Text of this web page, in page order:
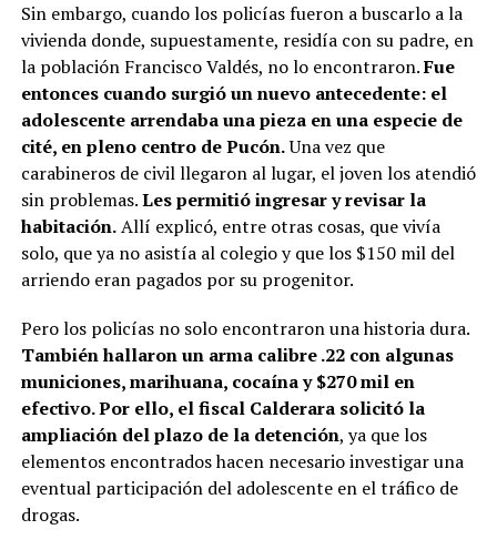
Sin embargo, cuando los policías fueron a buscarlo a la
vivienda donde, supuestamente, residía con su padre, en
la población Francisco Valdés, no lo encontraron.Fue
entonces cuando surgió un nuevo antecedente: el
adolescente arrendaba una pieza en una especie de
cité, en pleno centro de Pucón.Una vez que
carabineros de civil llegaron al lugar, el joven los atendió
sin problemas.Les permitió ingresar y revisar la
habitación.Allí explicó, entre otras cosas, que vivía
solo, que ya no asistía al colegio y que los $150 mil del
arriendo eran pagados por su progenitor.
Pero los policías no solo encontraron una historia dura.
También hallaron un arma calibre .22 con algunas
municiones, marihuana, cocaína y $270 mil en
efectivo. Por ello, el fiscal Calderara solicitó la
ampliación del plazo de la detención, ya que los
elementos encontrados hacen necesario investigar una
eventual participación del adolescente en el tráfico de
drogas.